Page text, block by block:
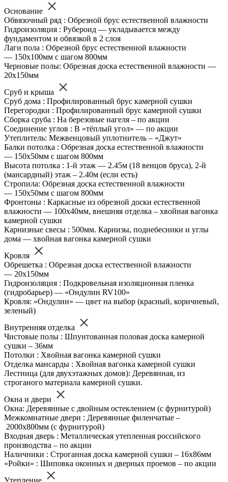
Основание
Обвязочный ряд : Обрезной брус естественной влажности
Гидроизоляция : Рубероид — укладывается между
фундаментом и обвязкой в 2 слоя
Лаги пола : Обрезной брус естественной влажности
— 150х100мм с шагом 800мм
Черновые полы: Обрезная доска естественной влажности —
20х150мм
Сруб и крыша
Сруб дома : Профилированный брус камерной сушки
Перегородки : Профилированный брус камерной сушки
Сборка сруба : На березовые нагеля – по акции
Соединение углов : В «тёплый угол» — по акции
Утеплитель: Межвенцовый уплотнитель – «Джут»
Балки потолка : Обрезная доска естественной влажности
— 150х50мм с шагом 800мм
Высота потолка : 1-й этаж — 2.45м (18 венцов бруса), 2-й
(мансардный) этаж – 2.40м (если есть)
Стропила: Обрезная доска естественной влажности
— 150х50мм с шагом 800мм
Фронтоны : Каркасные из обрезной доски естественной
влажности — 100х40мм, внешняя отделка – хвойная вагонка
камерной сушки
Карнизные свесы : 500мм. Карнизы, поднебесники и углы
дома — хвойная вагонка камерной сушки
Кровля
Обрешетка : Обрезная доска естественной влажности
— 20х150мм
Гидроизоляция : Подкровельная изоляционная пленка
(гидробарьер) — «Ондулин RV100»
Кровля: «Ондулин» — цвет на выбор (красный, коричневый,
зеленый)
Внутренняя отделка
Чистовые полы : Шпунтованная половая доска камерной
сушки – 36мм
Потолки : Хвойная вагонка камерной сушки
Отделка мансарды : Хвойная вагонка камерной сушки
Лестница (для двухэтажных домов): Деревянная, из
строганого материала камерной сушки.
Окна и двери
Окна: Деревянные с двойным остеклением (с фурнитурой)
Межкомнатные двери : Деревянные филенчатые –
2000х800мм (с фурнитурой)
Входная дверь : Металлическая утепленная российского
производства – по акции
Наличники : Строганная доска камерной сушки – 16х86мм
«Ройки» : Шиповка оконных и дверных проемов – по акции